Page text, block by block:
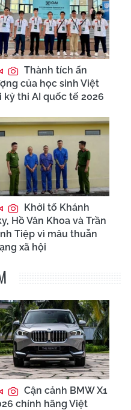
Thành tích ấn
của học sinh Việt
kỳ thi AI quốc tế 2026
Khởi tố Khánh
Hồ Văn Khoa và Trần
Tiệp vì mâu thuẫn
xã hội
Cận cảnh BMW X1
chính hãng Việt